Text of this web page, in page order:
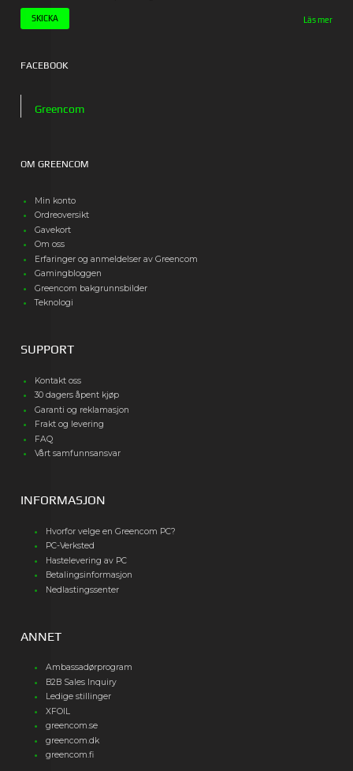
Läs mer
FACEBOOK
Greencom
OM GREENCOM
Min konto
Ordreoversikt
Gavekort
Om oss
Erfaringer og anmeldelser av Greencom
Gamingbloggen
Greencom bakgrunnsbilder
Teknologi
SUPPORT
Kontakt oss
30 dagers åpent kjøp
Garanti og reklamasjon
Frakt og levering
FAQ
Vårt samfunnsansvar
INFORMASJON
Hvorfor velge en Greencom PC?
PC-Verksted
Hastelevering av PC
Betalingsinformasjon
Nedlastingssenter
ANNET
Ambassadørprogram
B2B Sales Inquiry
Ledige stillinger
XFOIL
greencom.se
greencom.dk
greencom.fi